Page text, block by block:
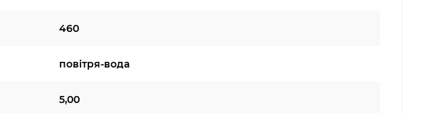
460
повітря-вода
5,00